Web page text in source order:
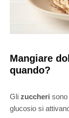
Mangiare
quando?
Gli zuccheri sono
glucosio si